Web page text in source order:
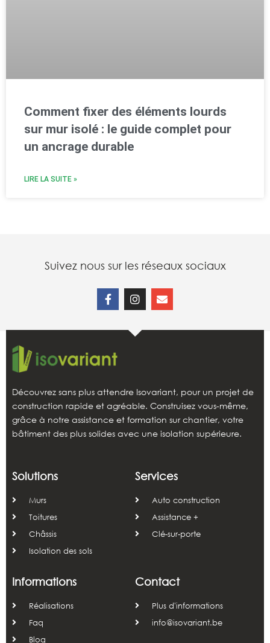
Comment fixer des éléments lourds
sur mur isolé : le guide complet pour
un ancrage durable
LIRE LA SUITE »
Suivez nous sur les réseaux sociaux
Découvrez sans plus attendre Isovariant, pour un projet de
construction rapide et agréable. Construisez vous-même,
grâce à notre assistance et formation sur chantier, votre
bâtiment des plus solides avec une isolation supérieure.
Solutions
Murs
Toitures
Châssis
Isolation des sols
Services
Auto construction
Assistance +
Clé-sur-porte
Informations
Réalisations
Faq
Blog
Contact
Plus d'informations
info@isovariant.be